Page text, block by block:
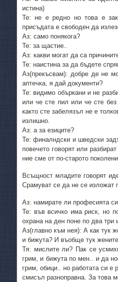
истина)
Те: не е редно но това е
присъдата е свободен да
Аз: само понякога?
Те: за щастие..
Аз: какви могат да са
Те: наистина за да бъдете
Аз(прекъсвам): добре де не
аптечка, я дай документи?
Те: видимо объркани и не
или че сте пил или че сте
както сте забелязъл не е
излишно.
Аз: а за езиците?
Те: финалндски и шведски
повечето говорят или
ние сме от по-старото
Всъщност младите говорят
Срамуват се да не се изложат
Аз: намирате ли професията
Те: във всичко има риск, но
охрана на ден поне по два три
Аз(главно към нея): А как тук
и бижута? И въобще тук
Тя: мислите ли? Пак се
грим, и бижута по мен.. и да
грим, обици.. но работата си
смисъл разноправна. За това